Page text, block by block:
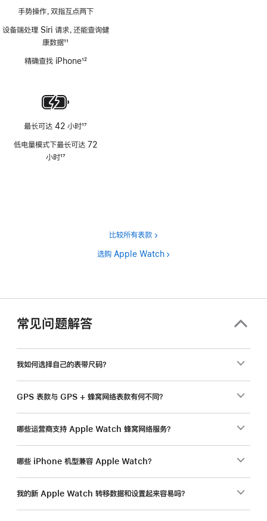
手势操作，双指互点两下
设备端处理 Siri 请求，还能查询健
康数据11
精确查找 iPhone12
最长可达 42 小时17
低电量模式下最长可达 72
小时17
比较所有表款
选购 Apple Watch
常见问题解答
我如何选择自己的表带尺码？
GPS 表款与 GPS + 蜂窝网络表款有何不同？
哪些运营商支持 Apple Watch 蜂窝网络服务？
哪些 iPhone 机型兼容 Apple Watch？
我的新 Apple Watch 转移数据和设置起来容易吗？